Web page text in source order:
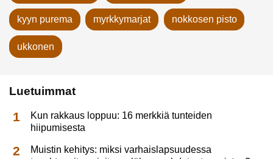
kyyn purema myrkkymarjat nokkosen pisto
ukkonen
Luetuimmat
Kun rakkaus loppuu: 16 merkkiä tunteiden
hiipumisesta
Muistin kehitys: miksi varhaislapsuudessa